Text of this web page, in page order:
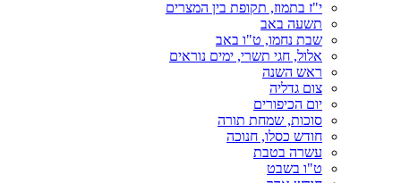
י"ז בתמוז, תקופת בין המצרים
תשעה באב
שבת נחמו, ט"ו באב
אלול, חגי תשרי, ימים נוראים
ראש השנה
צום גדליה
יום הכיפורים
סוכות, שמחת תורה
חודש כסלו, חנוכה
עשרה בטבת
ט"ו בשבט